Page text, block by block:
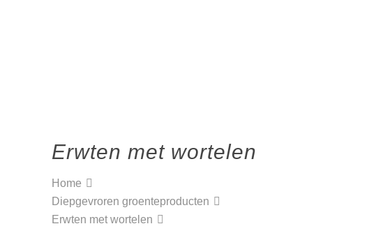
Erwten met wortelen
Home
Diepgevroren groenteproducten
Erwten met wortelen